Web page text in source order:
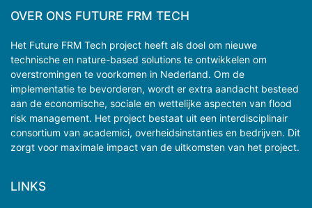
OVER ONS FUTURE FRM TECH
Het Future FRM Tech project heeft als doel om nieuwe
technische en nature-based solutions te ontwikkelen om
overstromingen te voorkomen in Nederland. Om de
implementatie te bevorderen, wordt er extra aandacht besteed
aan de economische, sociale en wettelijke aspecten van flood
risk management. Het project bestaat uit een interdisciplinair
consortium van academici, overheidsinstanties en bedrijven. Dit
zorgt voor maximale impact van de uitkomsten van het project.
LINKS